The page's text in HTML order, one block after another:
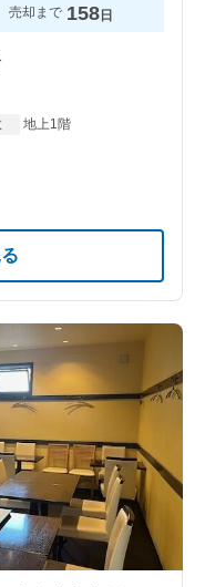
売却まで 158日
地上1階